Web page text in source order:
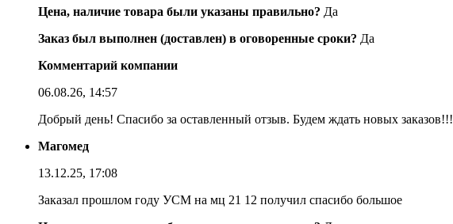
Цена, наличие товара были указаны правильно? Да
Заказ был выполнен (доставлен) в оговоренные сроки? Да
Комментарий компании
06.08.26, 14:57
Добрый день! Спасибо за оставленный отзыв. Будем ждать новых заказов!!!
Магомед
13.12.25, 17:08
Заказал прошлом году УСМ на мц 21 12 получил спасибо большое